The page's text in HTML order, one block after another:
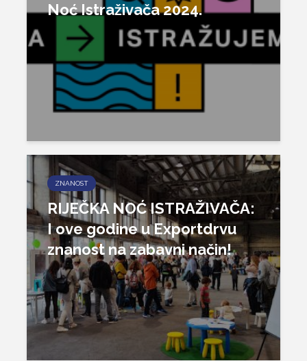
Noć Istraživača 2024.
ZNANOST
RIJEČKA NOĆ ISTRAŽIVAČA:
I ove godine u Exportdrvu
znanost na zabavni način!